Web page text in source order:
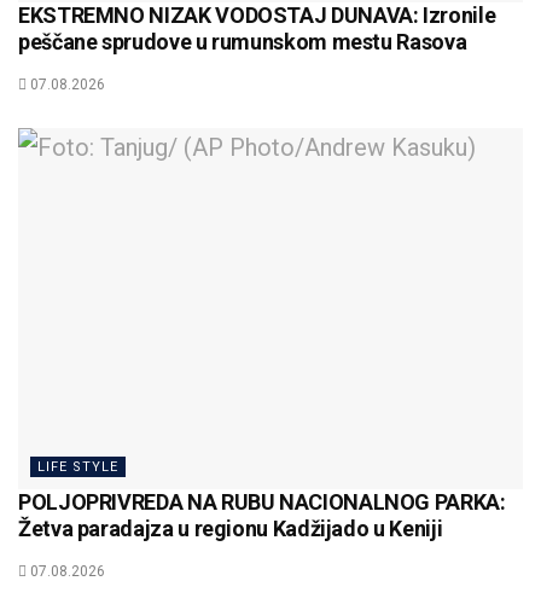
EKSTREMNO NIZAK VODOSTAJ DUNAVA: Izronile
peščane sprudove u rumunskom mestu Rasova
07.08.2026
LIFE STYLE
POLJOPRIVREDA NA RUBU NACIONALNOG PARKA:
Žetva paradajza u regionu Kadžijado u Keniji
07.08.2026